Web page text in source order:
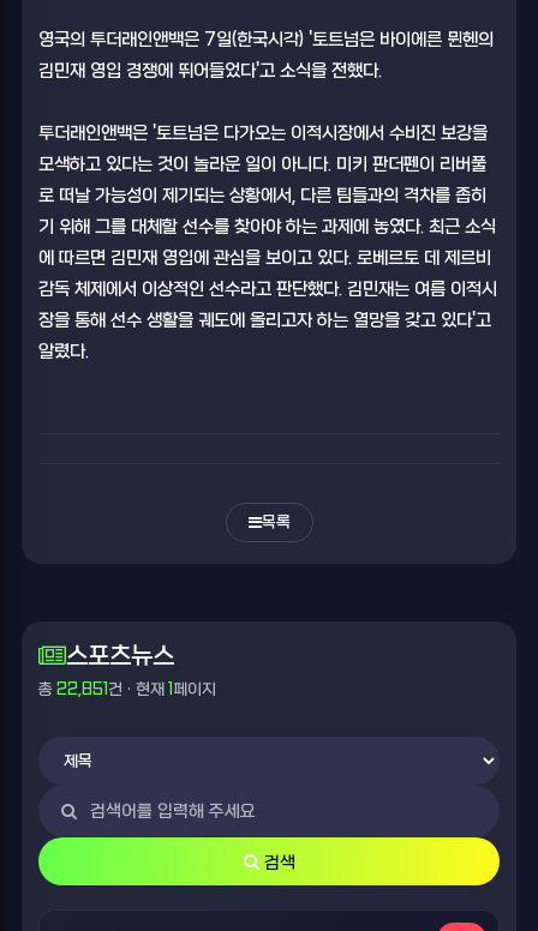
영국의 투더래인앤백은 7일(한국시각) '토트넘은 바이에른 뮌헨의
김민재 영입 경쟁에 뛰어들었다'고 소식을 전했다.
투더래인앤백은 '토트넘은 다가오는 이적시장에서 수비진 보강을
모색하고 있다는 것이 놀라운 일이 아니다. 미키 판더펜이 리버풀
로 떠날 가능성이 제기되는 상황에서, 다른 팀들과의 격차를 좁히
기 위해 그를 대체할 선수를 찾아야 하는 과제에 놓였다. 최근 소식
에 따르면 김민재 영입에 관심을 보이고 있다. 로베르토 데 제르비
감독 체제에서 이상적인 선수라고 판단했다. 김민재는 여름 이적시
장을 통해 선수 생활을 궤도에 올리고자 하는 열망을 갖고 있다'고
알렸다.
목록
스포츠뉴스
총 22,851건 · 현재 1 페이지
검색